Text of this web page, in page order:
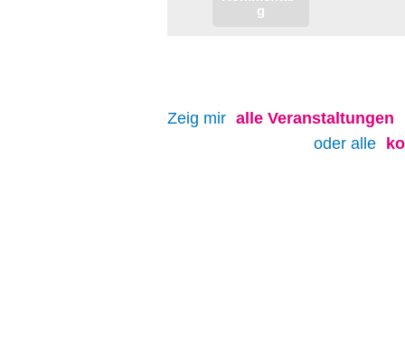
Zeig mir alle Veranstaltungen
oder alle